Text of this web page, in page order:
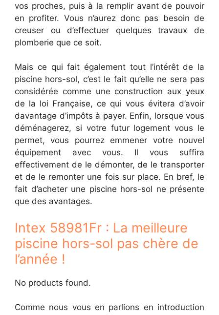
vos proches, puis à la remplir avant de pouvoir
en profiter. Vous n’aurez donc pas besoin de
creuser ou d’effectuer quelques travaux de
plomberie que ce soit.
Mais ce qui fait également tout l’intérêt de la
piscine hors-sol, c’est le fait qu’elle ne sera pas
considérée comme une construction aux yeux
de la loi Française, ce qui vous évitera d’avoir
davantage d’impôts à payer. Enfin, lorsque vous
déménagerez, si votre futur logement vous le
permet, vous pourrez emmener votre nouvel
équipement avec vous. Il vous suffira
effectivement de le démonter, de le transporter
et de le remonter une fois sur place. En bref, le
fait d’acheter une piscine hors-sol ne présente
que des avantages.
Intex 58981Fr : La meilleure
piscine hors-sol pas chère de
l’année !
No products found.
Comme nous vous en parlions en introduction